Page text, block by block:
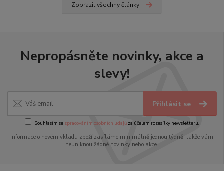
Zobrazit všechny články
Nepropásněte novinky, akce a
slevy!
Přihlásit se
Souhlasím se zpracováním osobních údajůza účelem rozesílky newsletteru.
Informace o novém vkladu zboží zasíláme minimálně jednou týdně, takže vám
neuniknou žádné novinky nebo akce.